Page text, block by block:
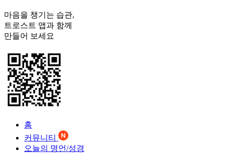
마음을 챙기는 습관,
트로스트 앱과 함께
만들어 보세요
홈
커뮤니티
오늘의 명언/성경